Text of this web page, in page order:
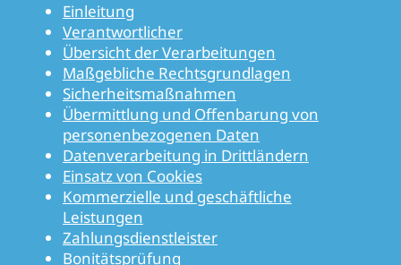
Einleitung
Verantwortlicher
Übersicht der Verarbeitungen
Maßgebliche Rechtsgrundlagen
Sicherheitsmaßnahmen
Übermittlung und Offenbarung von
personenbezogenen Daten
Datenverarbeitung in Drittländern
Einsatz von Cookies
Kommerzielle und geschäftliche
Leistungen
Zahlungsdienstleister
Bonitätsprüfung